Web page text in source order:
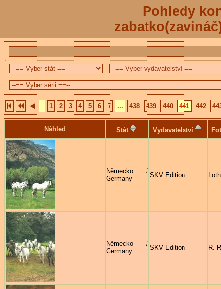
Pohledy
1 2 3 4 5 6 7 ... 438 439 440 441 442
Náhled Stát Vydavatelství
Německo /
Germany
SKV Edition
Německo /
Germany
SKV Edition R.